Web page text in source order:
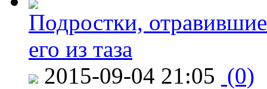
Подростки,
его из таза
2015-09-04 21:05 (0)